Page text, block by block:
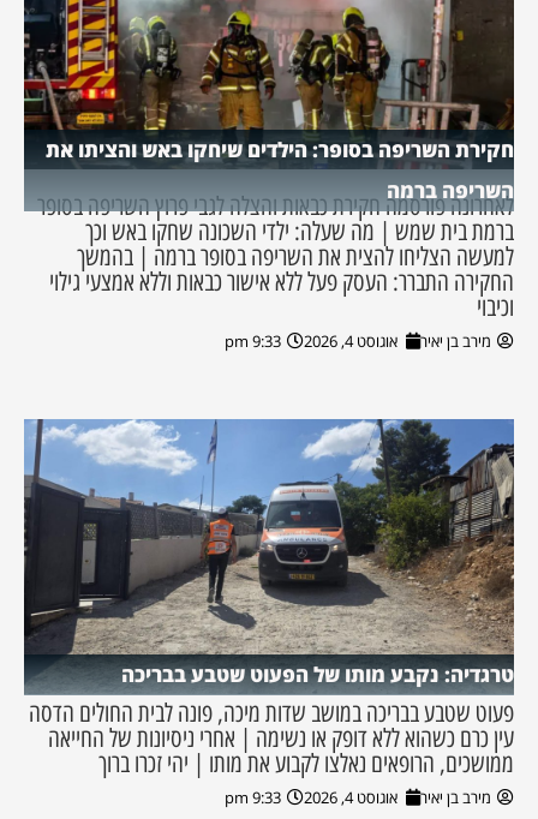
חקירת השריפה בסופר: הילדים שיחקו באש והציתו את
השריפה ברמה
לאחרונה פורסמה חקירת כבאות והצלה לגבי פרוץ השריפה בסופר
ברמת בית שמש | מה שעלה: ילדי השכונה שחקו באש וכך
למעשה הצליחו להצית את השריפה בסופר ברמה | בהמשך
החקירה התברר: העסק פעל ללא אישור כבאות וללא אמצעי גילוי
וכיבוי
מירב בן יאיר אוגוסט 4, 2026 9:33 pm
טרגדיה: נקבע מותו של הפעוט שטבע בבריכה
פעוט שטבע בבריכה במושב שדות מיכה, פונה לבית החולים הדסה
עין כרם כשהוא ללא דופק או נשימה | אחרי ניסיונות של החייאה
ממושכים, הרופאים נאלצו לקבוע את מותו | יהי זכרו ברוך
מירב בן יאיר אוגוסט 4, 2026 9:33 pm